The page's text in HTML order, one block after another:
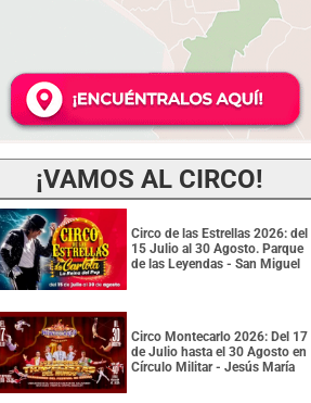
¡VAMOS AL CIRCO!
Circo de las Estrellas 2026: del
15 Julio al 30 Agosto. Parque
de las Leyendas - San Miguel
Circo Montecarlo 2026: Del 17
de Julio hasta el 30 Agosto en
Círculo Militar - Jesús María